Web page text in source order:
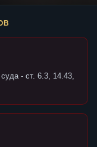
- ст. 6.3, 14.43,